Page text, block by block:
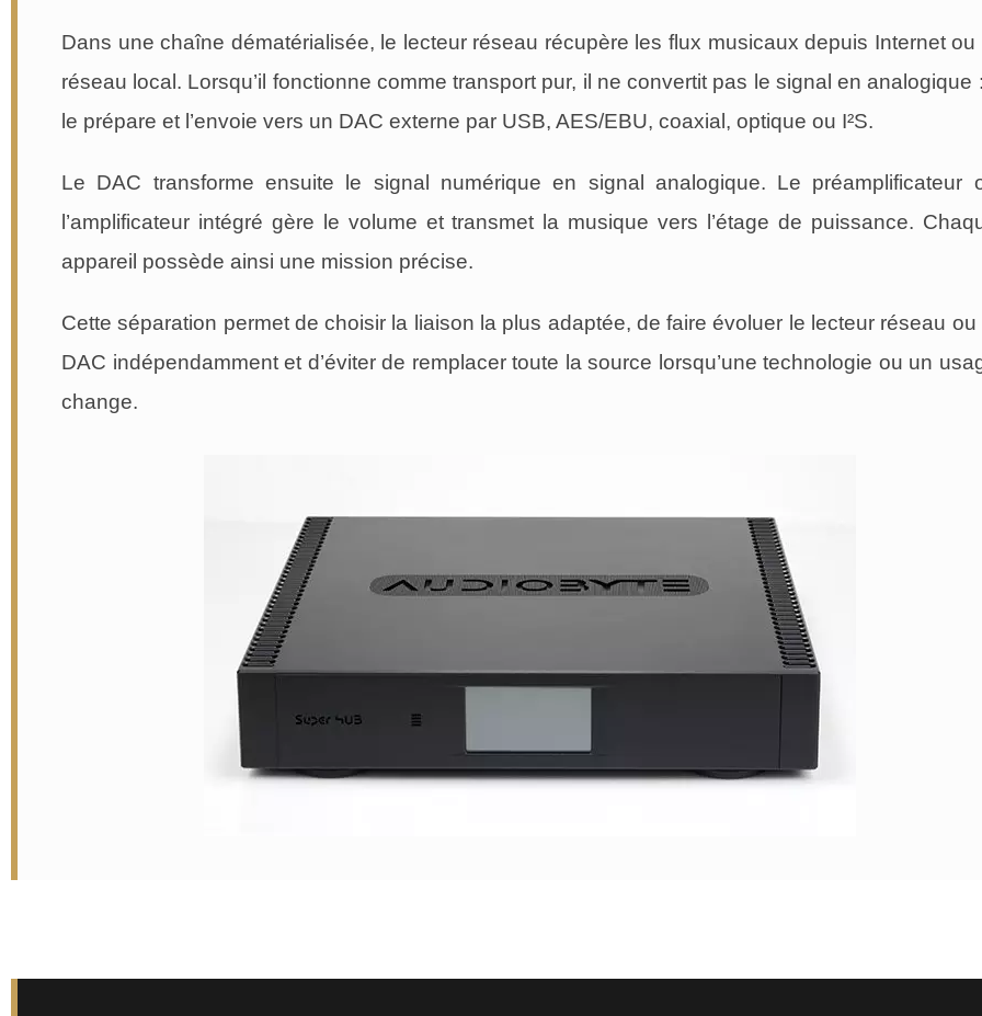
Dans une chaîne dématérialisée, le lecteur réseau récupère les flux musicaux depuis Internet ou
réseau local. Lorsqu’il fonctionne comme transport pur, il ne convertit pas le signal en analogique
le prépare et l’envoie vers un DAC externe par USB, AES/EBU, coaxial, optique ou I²S.
Le DAC transforme ensuite le signal numérique en signal analogique. Le préamplificateur
l’amplificateur intégré gère le volume et transmet la musique vers l’étage de puissance.
appareil possède ainsi une mission précise.
Cette séparation permet de choisir la liaison la plus adaptée, de faire évoluer le lecteur réseau ou
DAC indépendamment et d’éviter de remplacer toute la source lorsqu’une technologie ou un
change.